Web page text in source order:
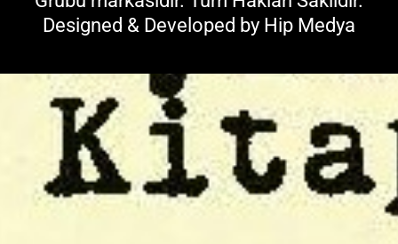
Designed & Developed by Hip Medya